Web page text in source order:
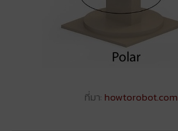
ที่มา: howtorobot.com